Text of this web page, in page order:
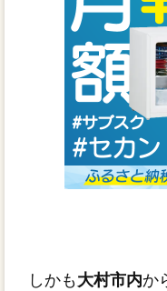
しかも 大村市内か